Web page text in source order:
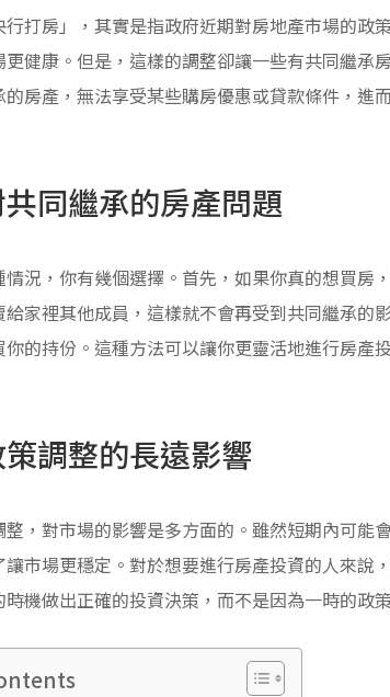
行打房」，其實是指政府近期對房地產市場的政
健康。但是，這樣的調整卻讓一些有共同繼承
房產，無法享受某些購房優惠或貸款條件，進
同繼承的房產問題
況，你有幾個選擇。首先，如果你真的想買房
家裡其他成員，這樣就不會再受到共同繼承的
的持份。這種方法可以讓你更靈活地進行房產
調整的長遠影響
整，對市場的影響是多方面的。雖然短期內可能
市場更穩定。對於想要進行房產投資的人來說
機做出正確的投資決策，而不是因為一時的政